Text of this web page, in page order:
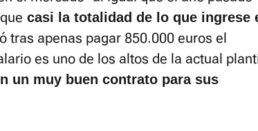
casi la totalidad de lo que ingrese
tras apenas pagar 850.000 euros el
es uno de los altos de la actual
un muy buen contrato para sus